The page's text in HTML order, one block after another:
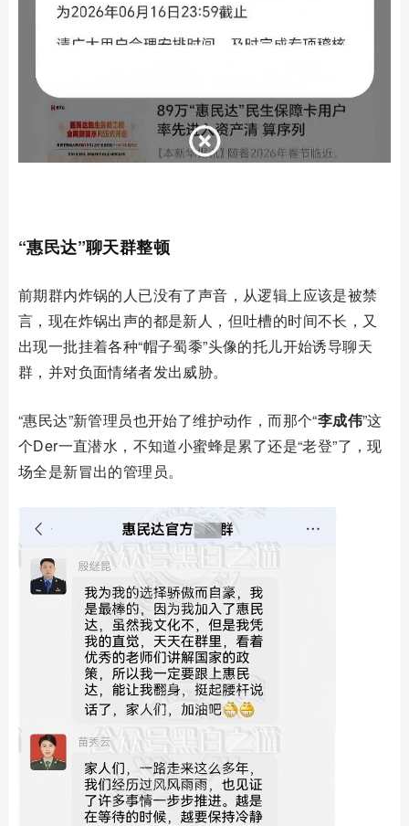
“惠民达”聊天群整顿
前期群内炸锅的人已没有了声音，从逻辑上应该是被禁
言，现在炸锅出声的都是新人，但吐槽的时间不长，又
出现一批挂着各种“帽子蜀黍”头像的托儿开始诱导聊天
群，并对负面情绪者发出威胁。
“惠民达”新管理员也开始了维护动作，而那个“李成伟”这
个Der一直潜水，不知道小蜜蜂是累了还是“老登”了，现
场全是新冒出的管理员。